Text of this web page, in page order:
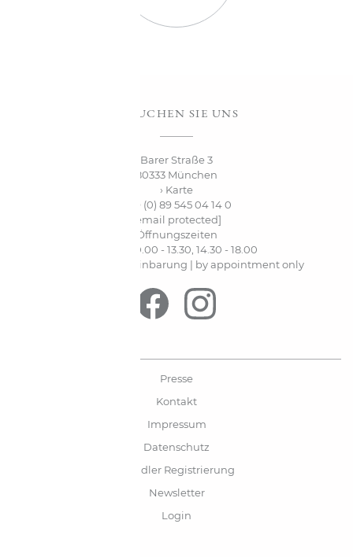
BESUCHEN SIE UNS
Barer Straße 3
80333 München
› Karte
+49 (0) 89 545 04 14 0
[email protected]
Öffnungszeiten
Mo-Fr. 10.00 - 13.30, 14.30 - 18.00
Sa. nur nach Vereinbarung | by appointment only
Presse
Kontakt
Impressum
Datenschutz
Händler Registrierung
Newsletter
Login